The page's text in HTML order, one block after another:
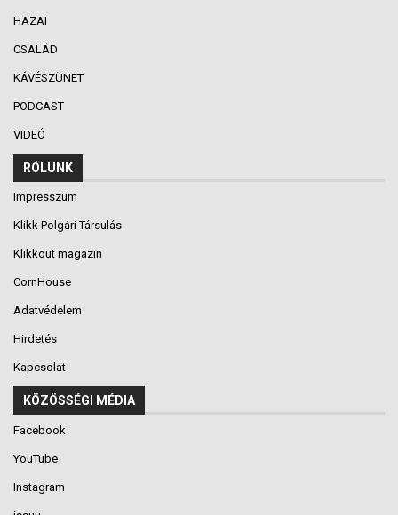
HAZAI
CSALÁD
KÁVÉSZÜNET
PODCAST
VIDEÓ
RÓLUNK
Impresszum
Klikk Polgári Társulás
Klikkout magazin
CornHouse
Adatvédelem
Hirdetés
Kapcsolat
KÖZÖSSÉGI MÉDIA
Facebook
YouTube
Instagram